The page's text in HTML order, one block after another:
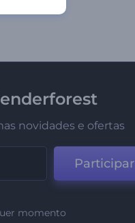
novidades e ofertas
Participar
momento